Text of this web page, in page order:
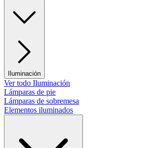
Iluminación
Ver todo Iluminación
Lámparas de pie
Lámparas de sobremesa
Elementos iluminados